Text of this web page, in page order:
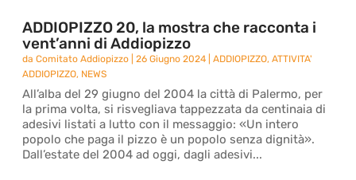
ADDIOPIZZO 20, la mostra che racconta i
vent’anni di Addiopizzo
daComitato Addiopizzo |26 Giugno 2024 |ADDIOPIZZO,ATTIVITA'
ADDIOPIZZO, NEWS
All’alba del 29 giugno del 2004 la città di Palermo, per
la prima volta, si risvegliava tappezzata da centinaia di
adesivi listati a lutto con il messaggio: «Un intero
popolo che paga il pizzo è un popolo senza dignità».
Dall’estate del 2004 ad oggi, dagli adesivi...